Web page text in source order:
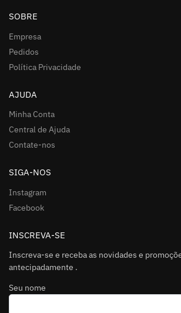
SOBRE
Empresa
Pedidos
Política Privacidade
AJUDA
Minha Conta
Central de Ajuda
Contate-nos
SIGA-NOS
Instagram
Facebook
INSCREVA-SE
Inscreva-se e receba as novidades e
antecipadamente .
Seu nome